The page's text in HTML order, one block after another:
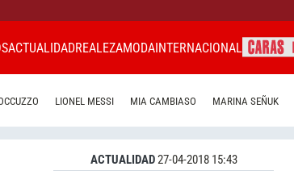
ACTUALIDADREALEZAMODAINTERNACIONAL
LIONEL MESSI MIA CAMBIASO MARINA SEÑUK
ACTUALIDAD27-04-2018 15:43